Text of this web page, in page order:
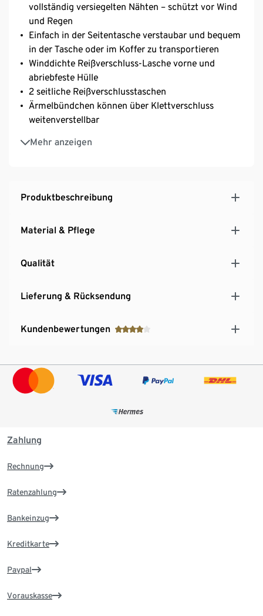
vollständig versiegelten Nähten – schützt vor Wind
und Regen
Einfach in der Seitentasche verstaubar und bequem
in der Tasche oder im Koffer zu transportieren
Winddichte Reißverschluss-Lasche vorne und
abriebfeste Hülle
2 seitliche Reißverschlusstaschen
Ärmelbündchen können über Klettverschluss
weitenverstellbar
Mehr anzeigen
Clima Protect®
Wasserbeständigkeit WP 10.000
Verstellbare feste Kapuze mit Zugband
Futter mit durchsichtigem Netz
Innentasche mit Klettverschluss
Produktbeschreibung
Material & Pflege
Qualität
Lieferung & Rücksendung
Kundenbewertungen
Zahlung
Rechnung
Ratenzahlung
Bankeinzug
Kreditkarte
Paypal
Vorauskasse